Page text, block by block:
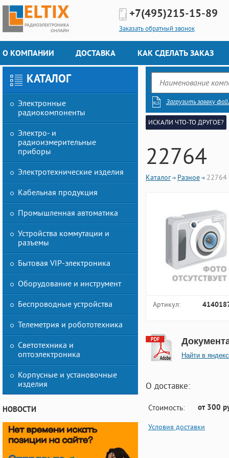
+7(495)215-15-89
Заказать обратный звонок
О КОМПАНИИ ДОСТАВКА КАК СДЕЛАТЬ ЗАКАЗ
КАТАЛОГ
Электронные
радиокомпоненты
Электро- и
радиоизмерительные
приборы
Электротехнические изделия
Кабельная продукция
Промышленная автоматика
Устройства коммутации и
разъемы
Бытовая VIP-электроника
Оборудование и инструмент
Беспроводные устройства
Телеметрия и робототехника
Светотехника и
оптоэлектроника
Корпусные и установочные
изделия
НОВОСТИ
Загрузить заявку
ИСКАЛИ ЧТО-ТО ДРУГОЕ?
22764
Каталог Разное 22764
Артикул:
Найти в яндекс
О доставке:
Стоимость: от 300
Условия доставки